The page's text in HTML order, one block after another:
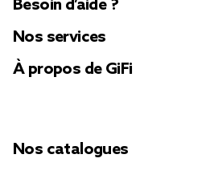
Besoin d’aide ?
Nos services
À propos de GiFi
Nos catalogues